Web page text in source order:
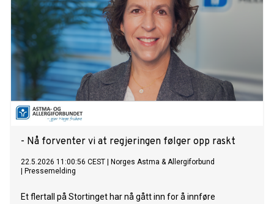
- Nå forventer vi at regjeringen følger opp raskt
22.5.2026 11:00:56 CEST
Norges Astma & Allergiforbund
Pressemelding
Et flertall på Stortinget har nå gått inn for å innføre